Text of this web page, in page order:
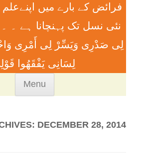
فرائض کے بارے میں اپنےعلم
نئی نسل تک پہنچانا ہے
لِی صَدْرِی وَيَسِّرْ لِی أَمْرِی
لِسَانِی يَفْقَھُوا
Menu
DECEMBER 28, 2014